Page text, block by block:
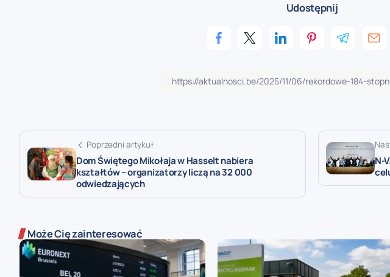
Udostępnij
Poprzedni artykuł
Dom Świętego Mikołaja w Hasselt nabiera
kształtów – organizatorzy liczą na 32 000
odwiedzających
N-
Może Cię zainteresować